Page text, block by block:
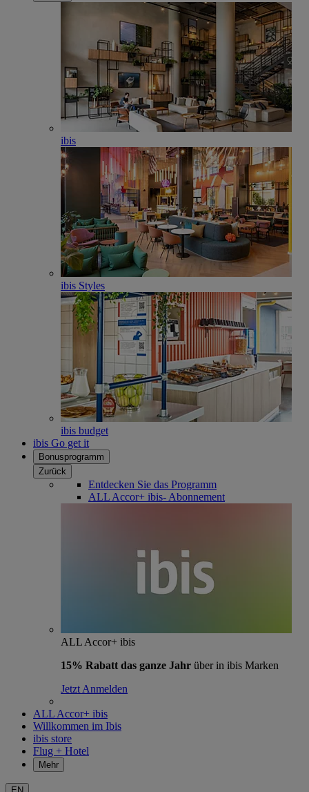
ibis
ibis Styles
ibis budget
ibis Go get it
Bonusprogramm
Zurück
Entdecken Sie das Programm
ALL Accor+ ibis- Abonnement
ALL Accor+ ibis
15% Rabatt das ganze Jahr über in ibis Marken
Jetzt Anmelden
ALL Accor+ ibis
Willkommen im Ibis
ibis store
Flug + Hotel
Mehr